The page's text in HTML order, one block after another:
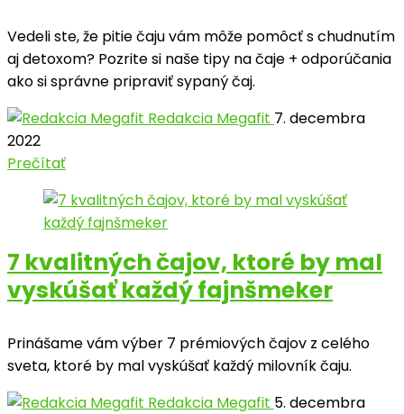
Vedeli ste, že pitie čaju vám môže pomôcť s chudnutím
aj detoxom? Pozrite si naše tipy na čaje + odporúčania
ako si správne pripraviť sypaný čaj.
Redakcia Megafit 7. decembra
2022
Prečítať
7 kvalitných čajov, ktoré by mal
vyskúšať každý fajnšmeker
Prinášame vám výber 7 prémiových čajov z celého
sveta, ktoré by mal vyskúšať každý milovník čaju.
Redakcia Megafit 5. decembra